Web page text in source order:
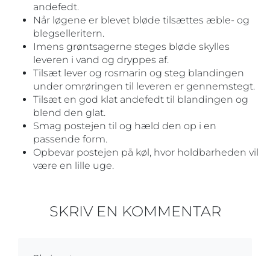
andefedt.
Når løgene er blevet bløde tilsættes æble- og
blegselleritern.
Imens grøntsagerne steges bløde skylles
leveren i vand og dryppes af.
Tilsæt lever og rosmarin og steg blandingen
under omrøringen til leveren er gennemstegt.
Tilsæt en god klat andefedt til blandingen og
blend den glat.
Smag postejen til og hæld den op i en
passende form.
Opbevar postejen på køl, hvor holdbarheden vil
være en lille uge.
SKRIV EN KOMMENTAR